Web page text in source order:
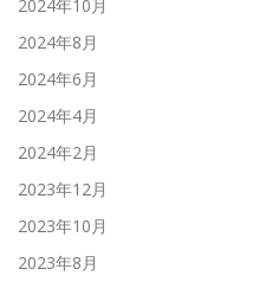
2024年10月
2024年8月
2024年6月
2024年4月
2024年2月
2023年12月
2023年10月
2023年8月